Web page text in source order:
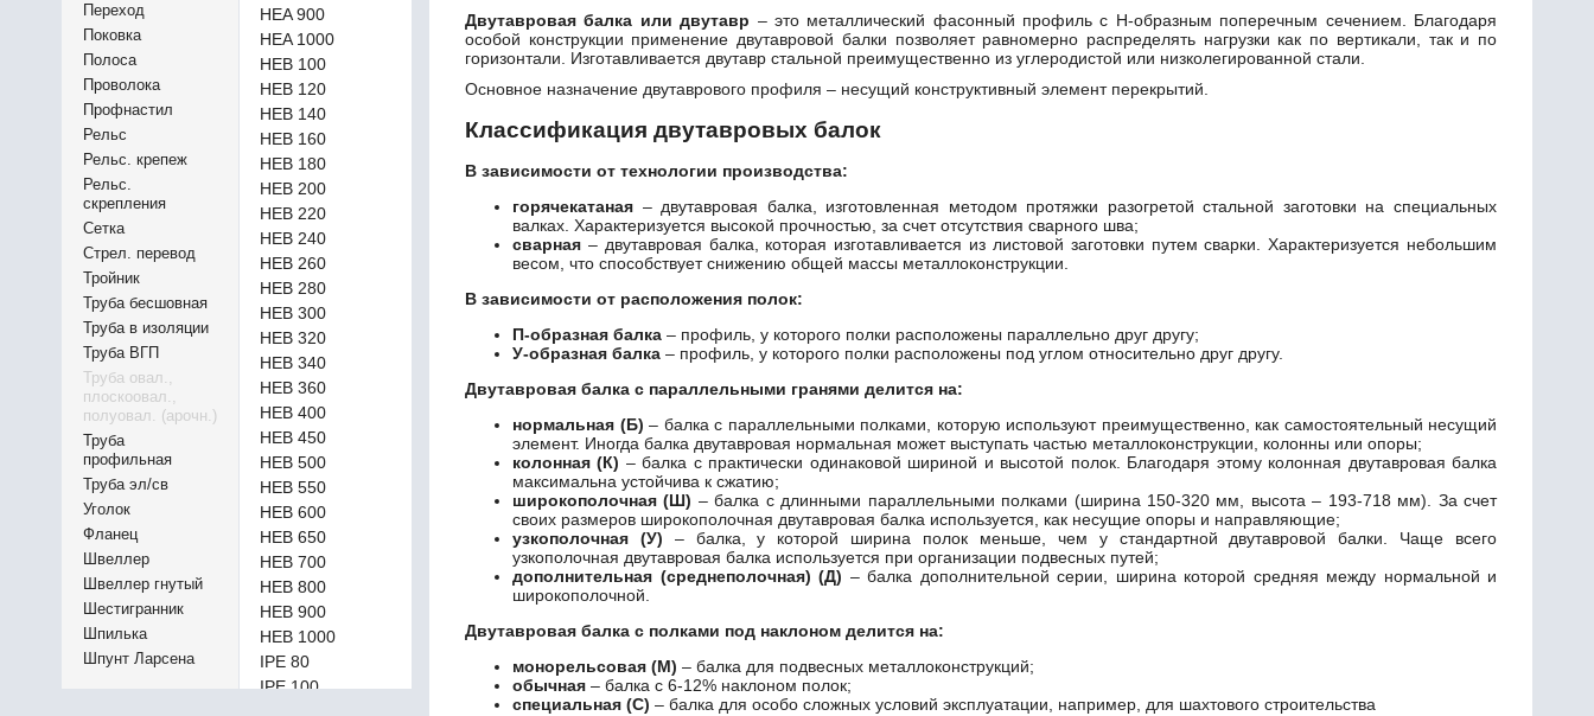
Переход
Поковка
Полоса
Проволока
Профнастил
Рельс
Рельс. крепеж
Рельс.
скрепления
Сетка
Стрел. перевод
Тройник
Труба бесшовная
Труба в изоляции
Труба ВГП
Труба овал.,
плоскоовал.,
полуовал. (арочн.)
Труба
профильная
Труба эл/св
Уголок
Фланец
Швеллер
Швеллер гнутый
Шестигранник
Шпилька
Шпунт Ларсена
HEA 900
HEA 1000
HEB 100
HEB 120
HEB 140
HEB 160
HEB 180
HEB 200
HEB 220
HEB 240
HEB 260
HEB 280
HEB 300
HEB 320
HEB 340
HEB 360
HEB 400
HEB 450
HEB 500
HEB 550
HEB 600
HEB 650
HEB 700
HEB 800
HEB 900
HEB 1000
IPE 80
IPE 100
Двутавровая балка или двутавр – это металлический фасонный профиль с Н-образным поперечным сечением. Благодаря
особой конструкции применение двутавровой балки позволяет равномерно распределять нагрузки как по вертикали, так и по
горизонтали. Изготавливается двутавр стальной преимущественно из углеродистой или низколегированной стали.
Основное назначение двутаврового профиля – несущий конструктивный элемент перекрытий.
Классификация двутавровых балок
В зависимости от технологии производства:
горячекатаная – двутавровая балка, изготовленная методом протяжки разогретой стальной заготовки на специальных
валках. Характеризуется высокой прочностью, за счет отсутствия сварного шва;
сварная – двутавровая балка, которая изготавливается из листовой заготовки путем сварки. Характеризуется небольшим
весом, что способствует снижению общей массы металлоконструкции.
В зависимости от расположения полок:
П-образная балка – профиль, у которого полки расположены параллельно друг другу;
У-образная балка – профиль, у которого полки расположены под углом относительно друг другу.
Двутавровая балка с параллельными гранями делится на:
нормальная (Б) – балка с параллельными полками, которую используют преимущественно, как самостоятельный несущий
элемент. Иногда балка двутавровая нормальная может выступать частью металлоконструкции, колонны или опоры;
колонная (К) – балка с практически одинаковой шириной и высотой полок. Благодаря этому колонная двутавровая балка
максимальна устойчива к сжатию;
широкополочная (Ш) – балка с длинными параллельными полками (ширина 150-320 мм, высота – 193-718 мм). За счет
своих размеров широкополочная двутавровая балка используется, как несущие опоры и направляющие;
узкополочная (У) – балка, у которой ширина полок меньше, чем у стандартной двутавровой балки. Чаще всего
узкополочная двутавровая балка используется при организации подвесных путей;
дополнительная (среднеполочная) (Д) – балка дополнительной серии, ширина которой средняя между нормальной и
широкополочной.
Двутавровая балка с полками под наклоном делится на:
монорельсовая (М) – балка для подвесных металлоконструкций;
обычная – балка с 6-12% наклоном полок;
специальная (С) – балка для особо сложных условий эксплуатации, например, для шахтового строительства